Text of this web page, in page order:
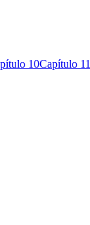
10Capítulo 11